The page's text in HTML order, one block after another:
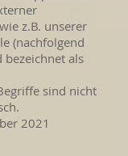
z.B. unserer
(nachfolgend
bezeichnet als
sind nicht
2021